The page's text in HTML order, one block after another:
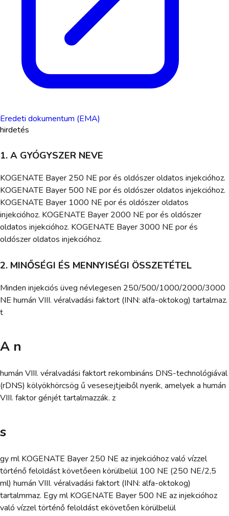
Eredeti dokumentum (EMA)
hirdetés
1. A GYÓGYSZER NEVE
KOGENATE Bayer 250 NE por és oldószer oldatos injekcióhoz.
KOGENATE Bayer 500 NE por és oldószer oldatos injekcióhoz.
KOGENATE Bayer 1000 NE por és oldószer oldatos
injekcióhoz. KOGENATE Bayer 2000 NE por és oldószer
oldatos injekcióhoz. KOGENATE Bayer 3000 NE por és
oldószer oldatos injekcióhoz.
2. MINŐSÉGI ÉS MENNYISÉGI ÖSSZETÉTEL
Minden injekciós üveg névlegesen 250/500/1000/2000/3000
NE humán VIII. véralvadási faktort (INN: alfa-oktokog) tartalmaz.
t
A n
humán VIII. véralvadási faktort rekombináns DNS-technológiával
(rDNS) kölyökhörcsög ű vesesejtjeiből nyerik, amelyek a humán
VIII. faktor génjét tartalmazzák. z
s
gy ml KOGENATE Bayer 250 NE az injekcióhoz való vízzel
történő feloldást követőeen körülbelül 100 NE (250 NE/2,5
ml) humán VIII. véralvadási faktort (INN: alfa-oktokog)
tartalmmaz. Egy ml KOGENATE Bayer 500 NE az injekcióhoz
való vízzel történő feloldást ekövetően körülbelül